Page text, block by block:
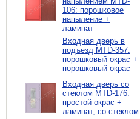
106: порошковое
напыление +
ламинат
Входная дверь в
подъезд MTD-357:
порошковый окрас +
порошковый окрас
Входная дверь со
стеклом MTD-176:
простой окрас +
ламинат, со стеклом